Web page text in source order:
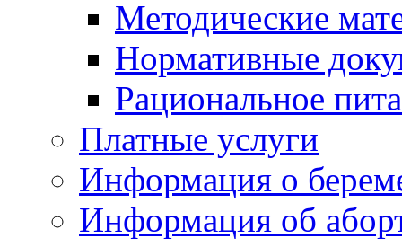
Методические
Нормативные
Рациональное
Платные услуги
Информация о
Информация об